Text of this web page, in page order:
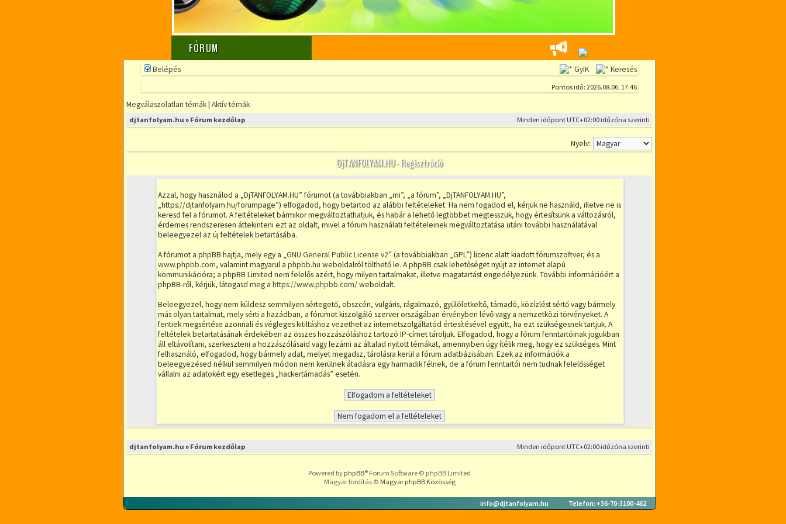
FÓRUM
Belépés GyIK Keresés
Pontos idő: 2026.08.06. 17:46
Megválaszolatlan témák| Aktív témák
djtanfolyam.hu » Fórum kezdőlap Minden időpont UTC+02:00 időzóna szerinti
Nyelv:
DjTANFOLYAM.HU - Regisztráció
Azzal, hogy használod a „DjTANFOLYAM.HU” fórumot (a továbbiakban „mi”, „a fórum”, „DjTANFOLYAM.HU”,
„https://djtanfolyam.hu/forumpage”) elfogadod, hogy betartod az alábbi feltételeket. Ha nem fogadod el, kérjük ne használd, illetve ne is
keresd fel a fórumot. A feltételeket bármikor megváltoztathatjuk, és habár a lehető legtöbbet megtesszük, hogy értesítsünk a változásról,
érdemes rendszeresen áttekinteni ezt az oldalt, mivel a fórum használati feltételeinek megváltoztatása utáni további használatával
beleegyezel az új feltételek betartásába.
A fórumot a phpBB hajtja, mely egy a „GNU General Public License v2” (a továbbiakban „GPL”) licenc alatt kiadott fórumszoftver, és a
www.phpbb.com, valamint magyarul a phpbb.hu weboldalról tölthető le. A phpBB csak lehetőséget nyújt az internet alapú
kommunikációra; a phpBB Limited nem felelős azért, hogy milyen tartalmakat, illetve magatartást engedélyezünk. További információért a
phpBB-ről, kérjük, látogasd meg a https://www.phpbb.com/weboldalt.
Beleegyezel, hogy nem küldesz semmilyen sértegető, obszcén, vulgáris, rágalmazó, gyűlöletkeltő, támadó, közízlést sértő vagy bármely
más olyan tartalmat, mely sérti a hazádban, a fórumot kiszolgáló szerver országában érvényben lévő vagy a nemzetközi törvényeket. A
fentiek megsértése azonnali és végleges kitiltáshoz vezethet az internetszolgáltatód értesítésével együtt, ha ezt szükségesnek tartjuk. A
feltételek betartatásának érdekében az összes hozzászóláshoz tartozó IP-címet tároljuk. Elfogadod, hogy a fórum fenntartóinak jogukban
áll eltávolítani, szerkeszteni a hozzászólásaid vagy lezárni az általad nyitott témákat, amennyiben úgy ítélik meg, hogy ez szükséges. Mint
felhasználó, elfogadod, hogy bármely adat, melyet megadsz, tárolásra kerül a fórum adatbázisában. Ezek az információk a
beleegyezésed nélkül semmilyen módon nem kerülnek átadásra egy harmadik félnek, de a fórum fenntartói nem tudnak felelősséget
vállalni az adatokért egy esetleges „hackertámadás” esetén.
djtanfolyam.hu » Fórum kezdőlap Minden időpont UTC+02:00 időzóna szerinti
Powered by phpBB® Forum Software © phpBB Limited
Magyar fordítás © Magyar phpBB Közösség
info@djtanfolyam.hu Telefon: +36-70-3100-462